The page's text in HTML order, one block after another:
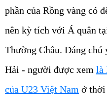
phần của Rồng vàng có
nên kỳ tích với Á quân
Thường Châu. Đáng chú
Hải - người được xem là
của U23 Việt Nam ở thời